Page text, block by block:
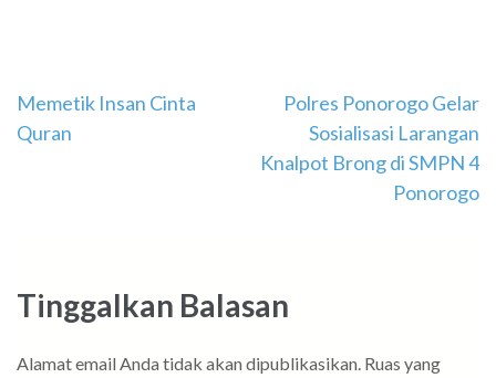
Navigasi
pos
Memetik Insan Cinta
Quran
Polres Ponorogo Gelar
Sosialisasi Larangan
Knalpot Brong di SMPN 4
Ponorogo
Tinggalkan Balasan
Alamat email Anda tidak akan dipublikasikan. Ruas yang